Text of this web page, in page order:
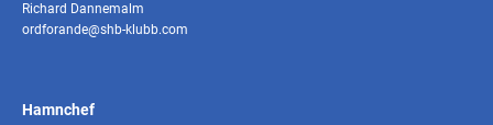
Richard Dannemalm
ordforande@shb-klubb.com
Hamnchef